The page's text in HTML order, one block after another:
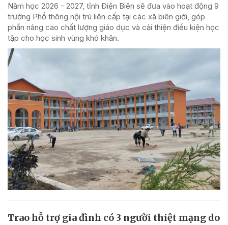
Năm học 2026 - 2027, tỉnh Điện Biên sẽ đưa vào hoạt động 9
trường Phổ thông nội trú liên cấp tại các xã biên giới, góp
phần nâng cao chất lượng giáo dục và cải thiện điều kiện học
tập cho học sinh vùng khó khăn.
Trao hỗ trợ gia đình có 3 người thiệt mạng do